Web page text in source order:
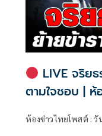
LIVE จริย
ตามใจชอบ | ห้
ห้องข่าวไทยโพสต์ :